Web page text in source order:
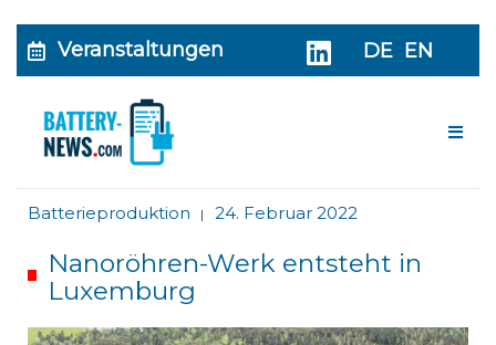
Veranstaltungen DE EN
Batterieproduktion | 24. Februar 2022
Nanoröhren-Werk entsteht in
Luxemburg